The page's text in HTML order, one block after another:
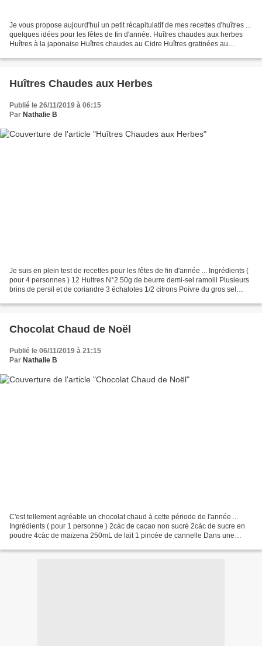
Je vous propose aujourd'hui un petit récapitulatif de mes recettes d'huîtres ...
quelques idées pour les fêtes de fin d'année. Huîtres chaudes aux herbes
Huîtres à la japonaise Huîtres chaudes au Cidre Huîtres gratinées au
Huîtres Chaudes aux Herbes
Publié le 26/11/2019 à 06:15
Par Nathalie B
Je suis en plein test de recettes pour les fêtes de fin d'année ... Ingrédients (
pour 4 personnes ) 12 Huitres N°2 50g de beurre demi-sel ramolli Plusieurs
brins de persil et de coriandre 3 échalotes 1/2 citrons Poivre du gros sel
Chocolat Chaud de Noël
Publié le 06/11/2019 à 21:15
Par Nathalie B
C'est tellement agréable un chocolat chaud à cette période de l'année ...
Ingrédients ( pour 1 personne ) 2càc de cacao non sucré 2càc de sucre en
poudre 4càc de maïzena 250mL de lait 1 pincée de cannelle Dans une